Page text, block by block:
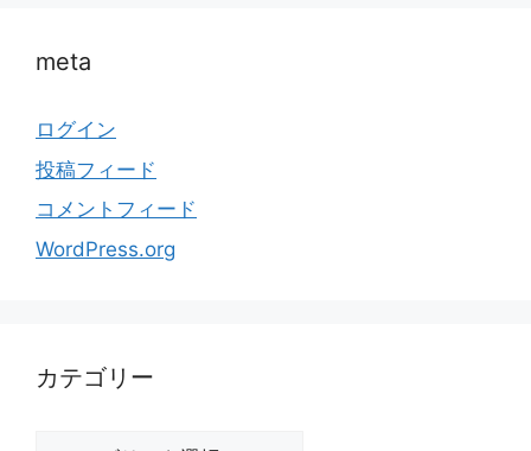
meta
ログイン
投稿フィード
コメントフィード
WordPress.org
カテゴリー